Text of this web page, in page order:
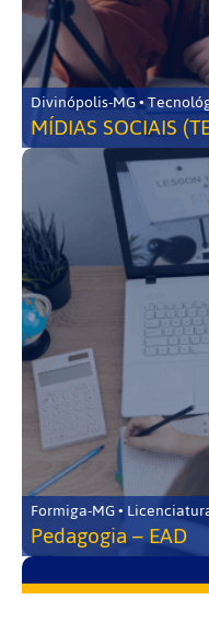
MÍDIAS SOCIAIS
Formiga-MG •
Pedagogia – EAD